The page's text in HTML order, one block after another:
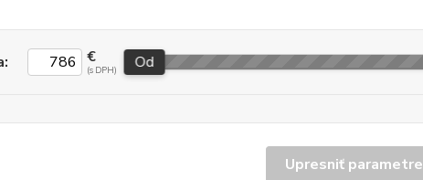
Upresniť parametre
€ Od